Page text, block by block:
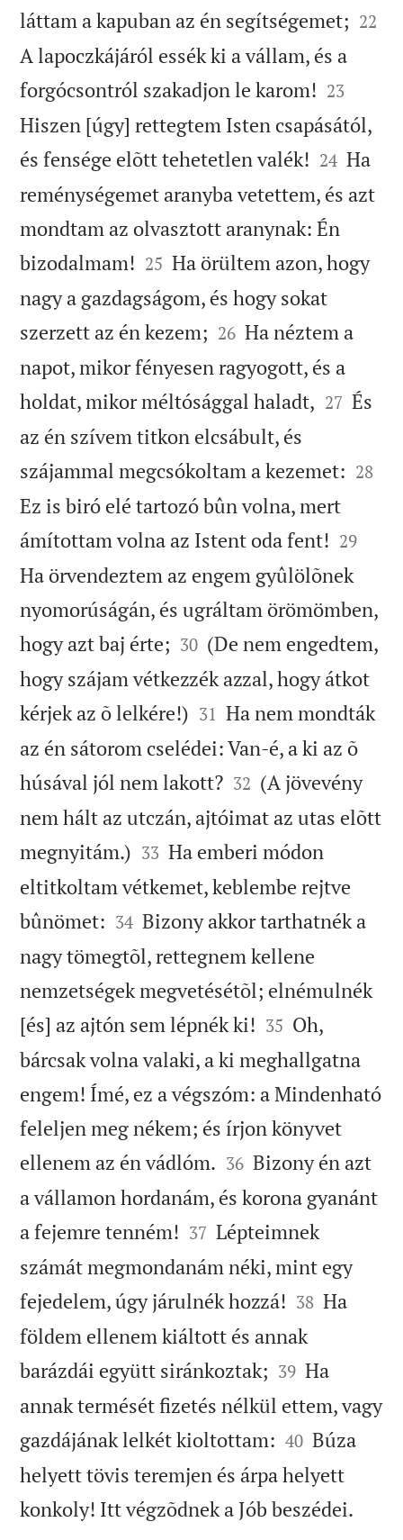
láttam a kapuban az én segítségemet; 

22
A lapoczkájáról essék ki a vállam, és a
forgócsontról szakadjon le karom! 

23
Hiszen [úgy] rettegtem Isten csapásától,
és fensége elõtt tehetetlen valék! 

24 Ha
reménységemet aranyba vetettem, és azt
mondtam az olvasztott aranynak: Én
bizodalmam! 

25 Ha örültem azon, hogy
nagy a gazdagságom, és hogy sokat
szerzett az én kezem; 

26 Ha néztem a
napot, mikor fényesen ragyogott, és a
holdat, mikor méltósággal haladt, 

27 És
az én szívem titkon elcsábult, és
szájammal megcsókoltam a kezemet: 

28
Ez is biró elé tartozó bûn volna, mert
ámítottam volna az Istent oda fent! 

29
Ha örvendeztem az engem gyûlölõnek
nyomorúságán, és ugráltam örömömben,
hogy azt baj érte; 

30 (De nem engedtem,
hogy szájam vétkezzék azzal, hogy átkot
kérjek az õ lelkére!) 

31 Ha nem mondták
az én sátorom cselédei: Van-é, a ki az õ
húsával jól nem lakott?
32 (A jövevény
nem hált az utczán, ajtóimat az utas elõtt
megnyitám.) 

33 Ha emberi módon
eltitkoltam vétkemet, keblembe rejtve
bûnömet: 

34 Bizony akkor tarthatnék a
nagy tömegtõl, rettegnem kellene
nemzetségek megvetésétõl; elnémulnék
[és] az ajtón sem lépnék ki! 

35 Oh,
bárcsak volna valaki, a ki meghallgatna
engem! Ímé, ez a végszóm: a Mindenható
feleljen meg nékem; és írjon könyvet
ellenem az én vádlóm. 

36 Bizony én azt
a vállamon hordanám, és korona gyanánt
a fejemre tenném! 

37 Lépteimnek
számát megmondanám néki, mint egy
fejedelem, úgy járulnék hozzá! 

38 Ha
földem ellenem kiáltott és annak
barázdái együtt siránkoztak; 

39 Ha
annak termését fizetés nélkül ettem, vagy
gazdájának lelkét kioltottam: 

40 Búza
helyett tövis teremjen és árpa helyett
konkoly! Itt végzõdnek a Jób beszédei.